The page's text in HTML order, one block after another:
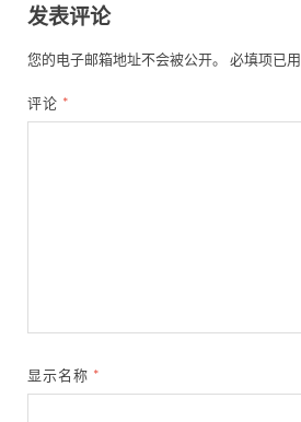
发表评论
您的电子邮箱地址不会被公开。 必填项已用
评论 *
显示名称 *